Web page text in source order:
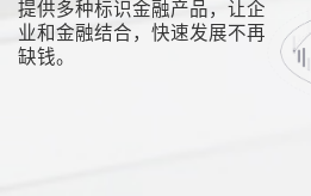
提供多种标识金融产品，让企
业和金融结合，快速发展不再
缺钱。